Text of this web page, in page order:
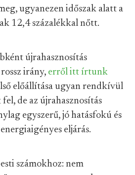
ugyanezen időszak alatt a
12,4 százalékkal nőtt.
újrahasznosítás
irány, erről itt írtunk
előállítása ugyan rendkívül
de az újrahasznosítás
egyszerű, jó hatásfokú és
eljárás.
számokhoz: nem